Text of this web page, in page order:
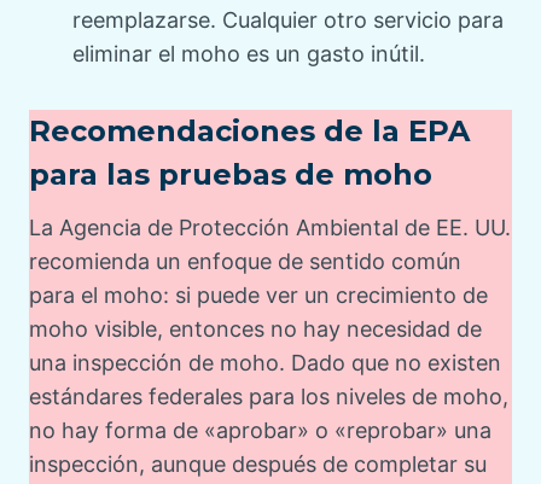
reemplazarse. Cualquier otro servicio para
eliminar el moho es un gasto inútil.
Recomendaciones de la EPA
para las pruebas de moho
La Agencia de Protección Ambiental de EE. UU.
recomienda un enfoque de sentido común
para el moho: si puede ver un crecimiento de
moho visible, entonces no hay necesidad de
una inspección de moho. Dado que no existen
estándares federales para los niveles de moho,
no hay forma de «aprobar» o «reprobar» una
inspección, aunque después de completar su